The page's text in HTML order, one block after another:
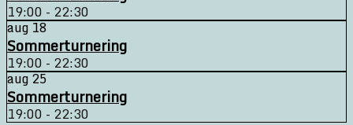
19:00 - 22:30
aug18
Sommerturnering
19:00 - 22:30
aug25
Sommerturnering
19:00 - 22:30